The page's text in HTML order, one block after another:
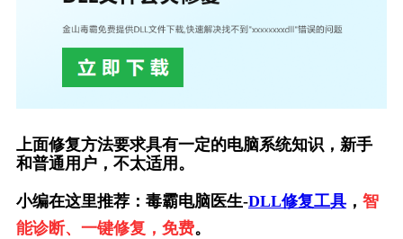
上面修复方法要求具有一定的电脑系统知识，新手
和普通用户，不太适用。
小编在这里推荐：毒霸电脑医生-DLL修复工具， 智
能诊断、一键修复，免费。